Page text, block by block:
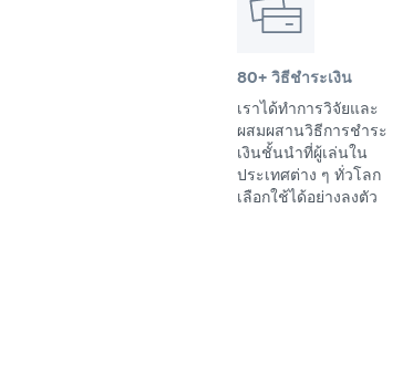
80+ วิธีชำระเงิน
เราได้ทำการวิจัยและ
ผสมผสานวิธีการชำระ
เงินชั้นนำที่ผู้เล่นใน
ประเทศต่าง ๆ ทั่วโลก
เลือกใช้ได้อย่างลงตัว